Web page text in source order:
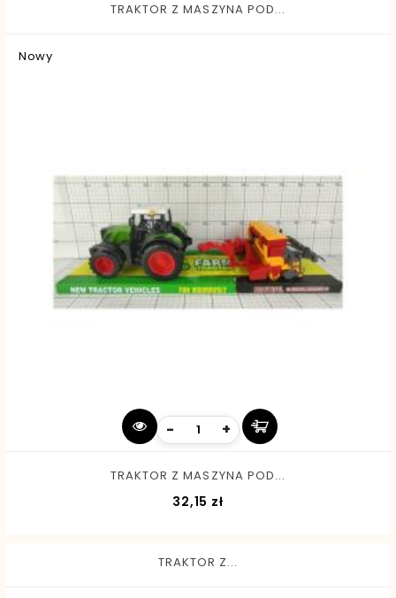
TRAKTOR Z MASZYNA POD...
Nowy
- +
TRAKTOR Z MASZYNA POD...
32,15 zł
TRAKTOR Z...